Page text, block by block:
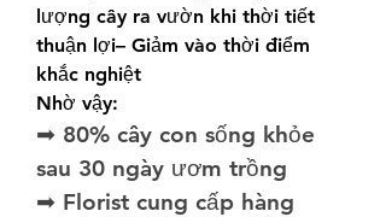
lượng cây ra vườn khi thời tiết
thuận lợi– Giảm vào thời điểm
khắc nghiệt
Nhờ vậy:
➡ 80% cây con sống khỏe
sau 30 ngày ươm trồng
➡ Florist cung cấp hàng